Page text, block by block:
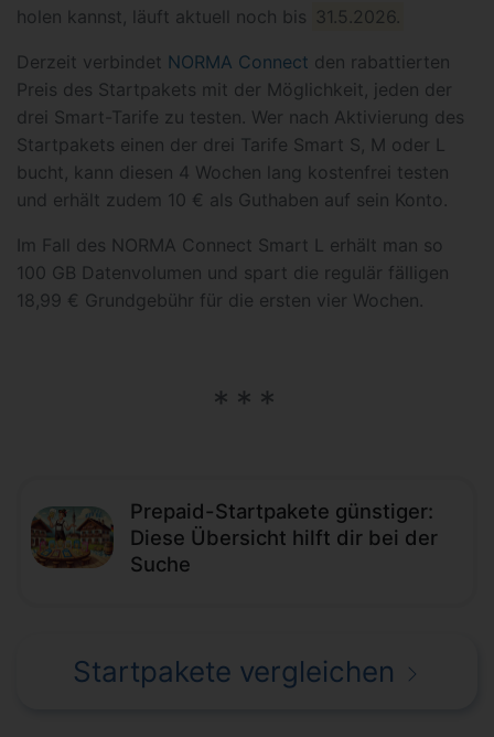
holen kannst, läuft aktuell noch bis 31.5.2026.
Derzeit verbindet NORMA Connect den rabattierten
Preis des Startpakets mit der Möglichkeit, jeden der
drei Smart-Tarife zu testen. Wer nach Aktivierung des
Startpakets einen der drei Tarife Smart S, M oder L
bucht, kann diesen 4 Wochen lang kostenfrei testen
und erhält zudem 10 € als Guthaben auf sein Konto.
Im Fall des NORMA Connect Smart L erhält man so
100 GB Datenvolumen und spart die regulär fälligen
18,99 € Grundgebühr für die ersten vier Wochen.
Prepaid-Startpakete günstiger:
Diese Übersicht hilft dir bei der
Suche
Startpakete vergleichen